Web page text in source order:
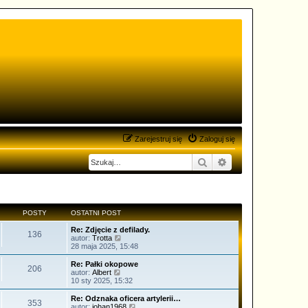
Zaloguj się
Zarejestruj się
SzukajWyszukiwanie
POSTY OSTATNI POST
136
Re: Zdjęcie z defilady.
autor: Trotta
y
ś
w
e
n
28 maja 2025, 15:48
206
Re: Pałki okopowe
autor: Albert
y
ś
w
i
10 sty 2025, 15:32
353
Re: Odznaka oficera artylerii…